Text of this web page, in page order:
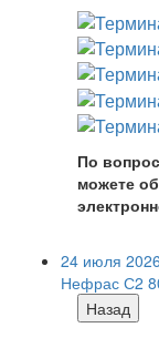
По
можете
24 июля 2026
Нефрас С2
Назад